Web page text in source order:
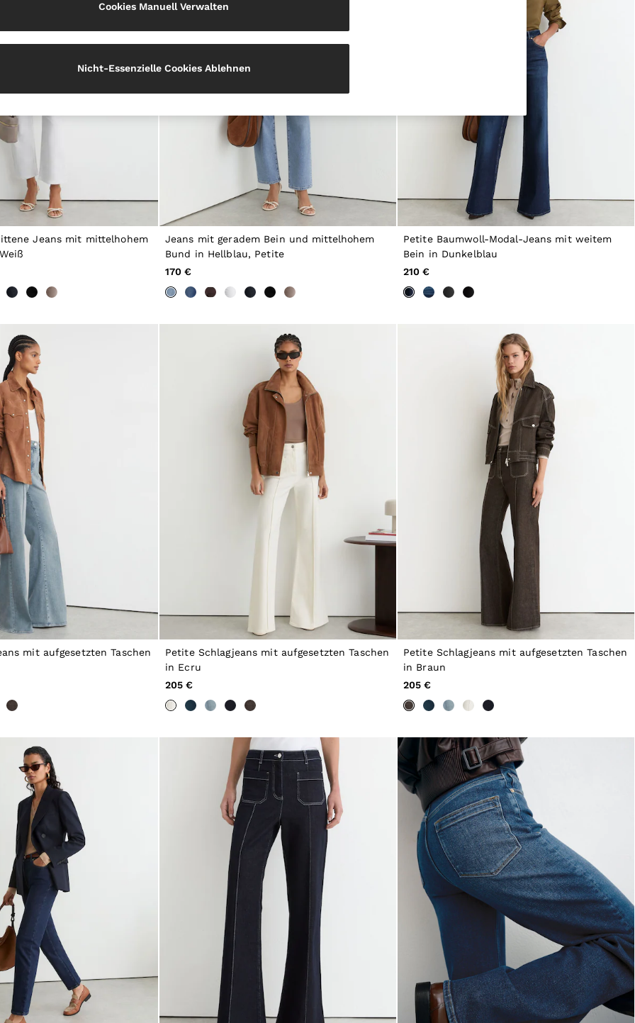
Jeans mit mittelhohem
Jeans mit geradem Bein und mittelhohem
Bund in Hellblau, Petite
170 €
Petite Baumwoll-Modal-Jeans mit weitem
Bein in Dunkelblau
210 €
mit aufgesetzten Taschen
Petite Schlagjeans mit aufgesetzten Taschen
in Ecru
205 €
Petite Schlagjeans mit aufgesetzten Taschen
in Braun
205 €
Cookies Manuell Verwalten
Nicht-Essenzielle Cookies Ablehnen